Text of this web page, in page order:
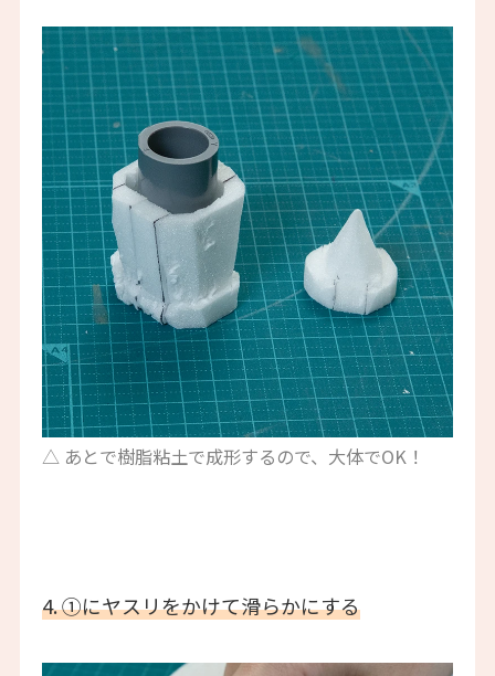
△ あとで樹脂粘土で成形するので、大体でOK！
4. ①にヤスリをかけて滑らかにする